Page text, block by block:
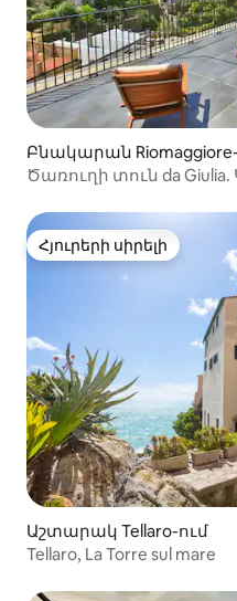
Բնակարան
Ծառուղի տուն da
Հյուրերի սիրելի
Հյուրերի սիրելի
Աշտարակ Tellaro-ում
Tellaro, La Torre sul mare